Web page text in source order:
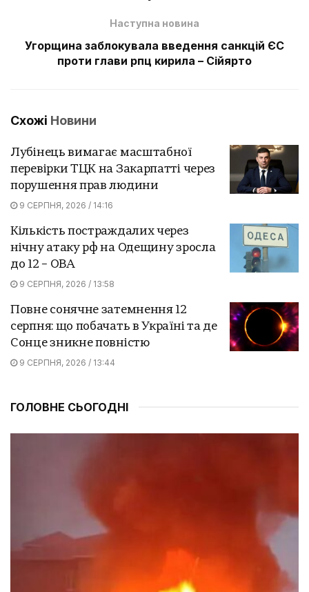
Наступна новина
Угорщина заблокувала введення санкцій ЄС
проти глави рпц кирила – Сійярто
Схожі Новини
Лубінець вимагає масштабної
перевірки ТЦК на Закарпатті через
порушення прав людини
9 СЕРПНЯ, 2026 / 14:16
Кількість постраждалих через
нічну атаку рф на Одещину зросла
до 12 – ОВА
9 СЕРПНЯ, 2026 / 13:58
Повне сонячне затемнення 12
серпня: що побачать в Україні та де
Сонце зникне повністю
9 СЕРПНЯ, 2026 / 13:44
ГОЛОВНЕ СЬОГОДНІ